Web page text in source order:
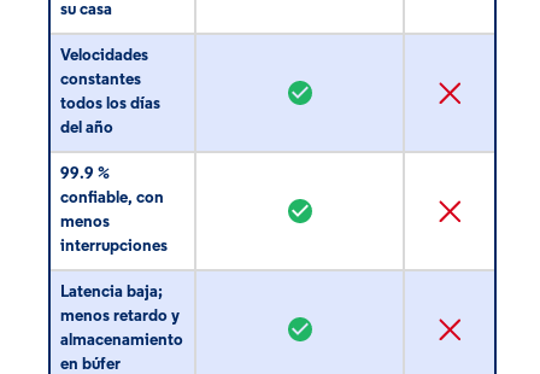
su casa
Velocidades
constantes
todos los días
del año
99.9 %
confiable, con
menos
interrupciones
Latencia baja;
menos retardo y
almacenamiento
en búfer